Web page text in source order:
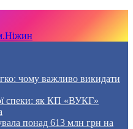
чому важливо викидати
спеки: як КП «ВУКГ»
понад 613 млн грн на